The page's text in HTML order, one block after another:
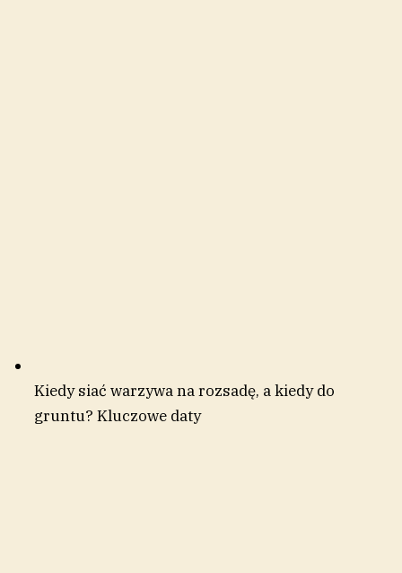
Kiedy siać warzywa na rozsadę, a kiedy do
gruntu? Kluczowe daty